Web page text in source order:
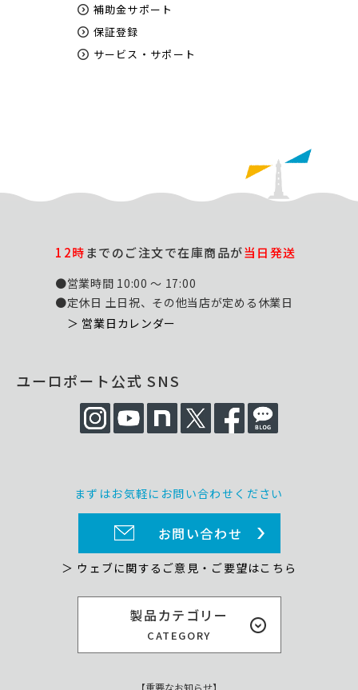
補助金サポート
保証登録
サービス・サポート
製品カテゴリー
CATEGORY
12時までのご注文で在庫商品が当日発送
●営業時間 10:00 ～ 17:00
●定休日 土日祝、その他当店が定める休業日
＞ 営業日カレンダー
ユーロポート公式 SNS
まずはお気軽にお問い合わせください
お問い合わせ
＞ ウェブに関するご意見・ご要望はこちら
【重要なお知らせ】